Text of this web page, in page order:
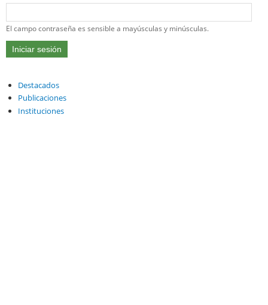
El campo contraseña es sensible a mayúsculas y minúsculas.
Destacados
Publicaciones
Instituciones